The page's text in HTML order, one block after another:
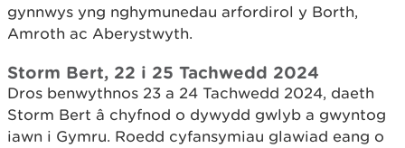
gynnwys yng nghymunedau arfordirol y Borth,
Amroth ac Aberystwyth.
Storm Bert, 22 i 25 Tachwedd 2024
Dros benwythnos 23 a 24 Tachwedd 2024, daeth
Storm Bert â chyfnod o dywydd gwlyb a gwyntog
iawn i Gymru. Roedd cyfansymiau glawiad eang o